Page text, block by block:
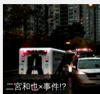
二宮和也×事件!?